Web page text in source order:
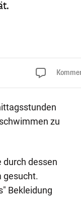
zu
durch dessen
gesucht.
Bekleidung